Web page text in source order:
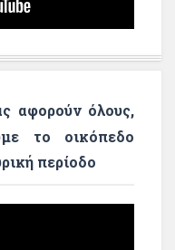
αφορούν όλους,
το οικόπεδο
περίοδο